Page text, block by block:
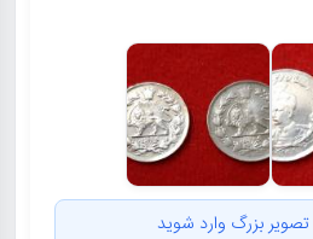
بزرگ وارد شوید